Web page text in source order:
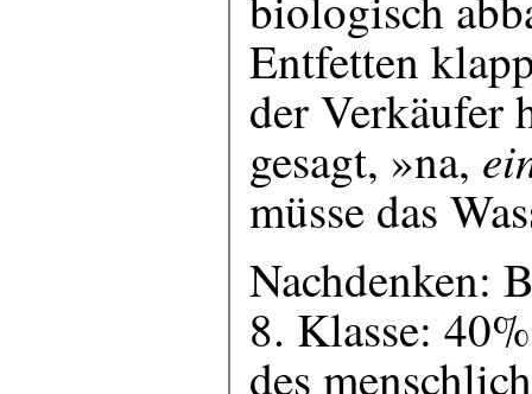
Entfetten
der Verkäufer
gesagt, »na,
müsse das
Nachdenken:
8. Klasse:
des